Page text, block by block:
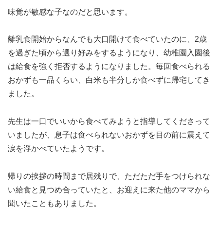
味覚が敏感な子なのだと思います。
離乳食開始からなんでも大口開けて食べていたのに、2歳
を過ぎた頃から選り好みをするようになり、幼稚園入園後
は給食を強く拒否するようになりました。毎回食べられる
おかずも一品くらい、白米も半分しか食べずに帰宅してき
ました。
先生は一口でいいから食べてみようと指導してくださって
いましたが、息子は食べられないおかずを目の前に震えて
涙を浮かべていたようです。
帰りの挨拶の時間まで居残りで、ただただ手をつけられな
い給食と見つめ合っていたと、お迎えに来た他のママから
聞いたこともありました。